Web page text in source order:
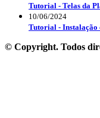
Tutorial - Telas da
10/06/2024
Tutorial - Instalação
© Copyright. Todos